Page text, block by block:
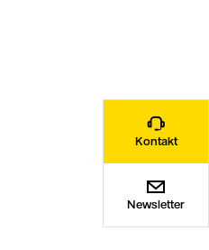
Kontakt
Newsletter